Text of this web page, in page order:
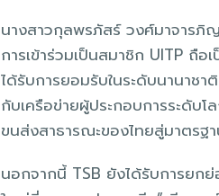
นางสาวกุลพรภัสร์ วงศ์มาจารภิ
การเข้าร่วมเป็นสมาชิก UITP ถื
ได้รับการยอมรับในระดับนานาช
กับเครือข่ายผู้ประกอบการระดับ
ขนส่งสาธารณะของไทยสู่มาตรฐ
นอกจากนี้ TSB ยังได้รับการยกย่